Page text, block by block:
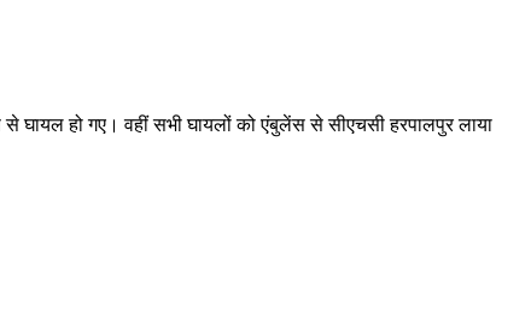
से घायल हो गए। वहीं सभी घायलों को एंबुलेंस से सीएचसी हरपालपुर लाया